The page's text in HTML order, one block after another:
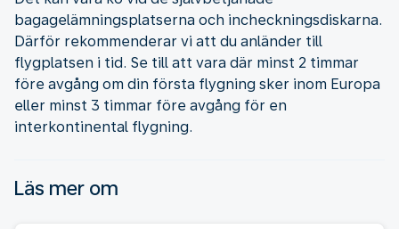
bagagelämningsplatserna och incheckningsdiskarna.
Därför rekommenderar vi att du anländer till
flygplatsen i tid. Se till att vara där minst 2 timmar
före avgång om din första flygning sker inom Europa
eller minst 3 timmar före avgång för en
interkontinental flygning.
Läs mer om